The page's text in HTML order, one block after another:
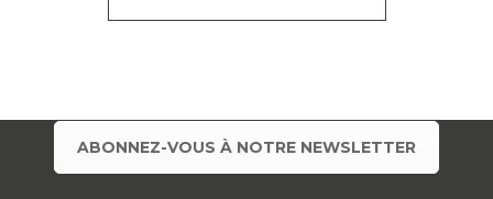
ABONNEZ-VOUS À NOTRE NEWSLETTER